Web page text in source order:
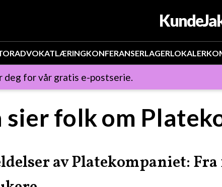
ADVOKATLÆRINGKONFERANSERLAGERLOKALER
for vår gratis e-postserie.
sier folk om
av Platekompaniet: